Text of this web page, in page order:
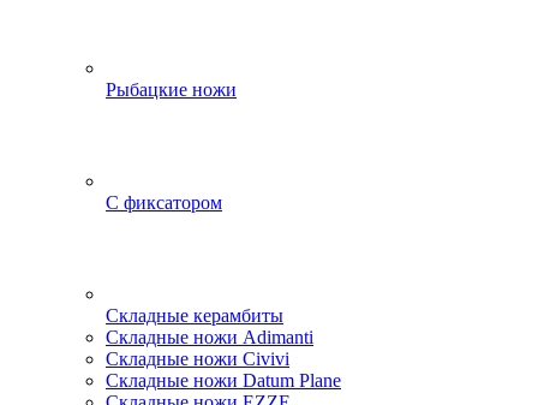
Рыбацкие ножи
С фиксатором
Складные керамбиты
Складные ножи Adimanti
Складные ножи Civivi
Складные ножи Datum Plane